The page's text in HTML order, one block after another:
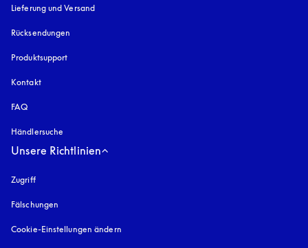
Lieferung und Versand
Rücksendungen
Produktsupport
Kontakt
FAQ
Händlersuche
Unsere Richtlinien
Zugrifföffnet sich in einem neuen Tab
Fälschungen
Cookie-Einstellungen ändern